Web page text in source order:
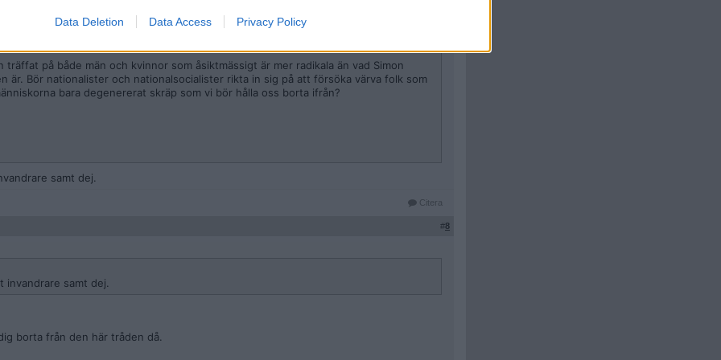
Data Deletion Data Access Privacy Policy
i en podcast från Nordiska motståndsrörelsen, och nu förstår jag att han hade rätt.
inga spärrar, utan de är helt politiskt inkorrekta. Det är som att umgås med stora barn
om saker och ting.
på både män och kvinnor som åsiktmässigt är mer radikala än vad Simon
är. Bör nationalister och nationalsocialister rikta in sig på att försöka värva folk som
bara degenererat skräp som vi bör hålla oss borta ifrån?
samt dej.
Citera
#8
invandrare samt dej.
borta från den här tråden då.